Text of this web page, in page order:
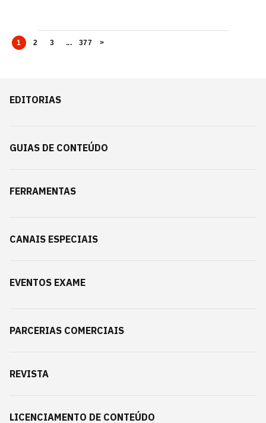
1 2 3 ... 377 >
EDITORIAS
GUIAS DE CONTEÚDO
FERRAMENTAS
CANAIS ESPECIAIS
EVENTOS EXAME
PARCERIAS COMERCIAIS
REVISTA
LICENCIAMENTO DE CONTEÚDO